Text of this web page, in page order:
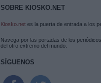
SOBRE KIOSKO.NET
Kiosko.net es la puerta de entrada a los
Navega por las portadas de los
del otro extremo del mundo.
SÍGUENOS